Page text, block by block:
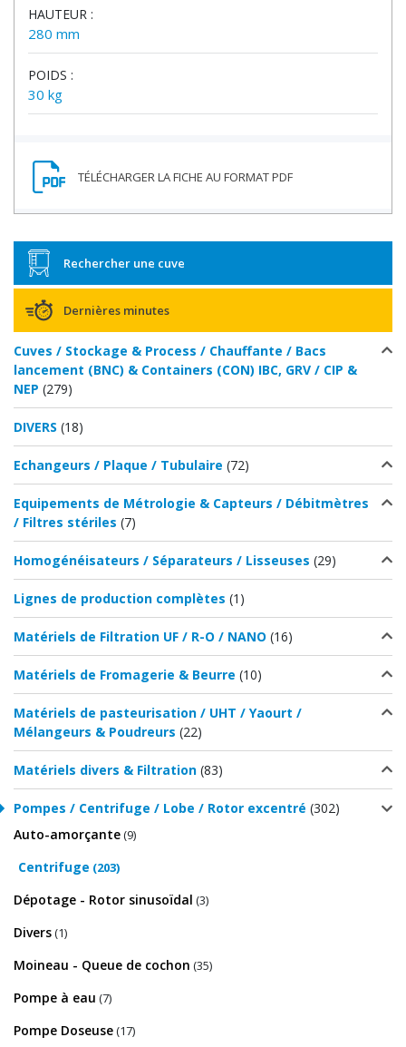
Rechercher une cuve
Dernières minutes
Cuves / Stockage & Process / Chauffante / Bacs
lancement (BNC) & Containers (CON) IBC, GRV / CIP &
NEP (279)
DIVERS (18)
Echangeurs / Plaque / Tubulaire (72)
Equipements de Métrologie & Capteurs / Débitmètres
/ Filtres stériles (7)
Homogénéisateurs / Séparateurs / Lisseuses (29)
Lignes de production complètes (1)
Matériels de Filtration UF / R-O / NANO (16)
Matériels de Fromagerie & Beurre (10)
Matériels de pasteurisation / UHT / Yaourt /
Mélangeurs & Poudreurs (22)
Matériels divers & Filtration (83)
Pompes / Centrifuge / Lobe / Rotor excentré (302)
Auto-amorçante(9)
Centrifuge (203)
Dépotage - Rotor sinusoïdal (3)
Divers(1)
Moineau - Queue de cochon (35)
Pompe à eau (7)
Pompe Doseuse(17)
HAUTEUR :
280 mm
POIDS :
30 kg